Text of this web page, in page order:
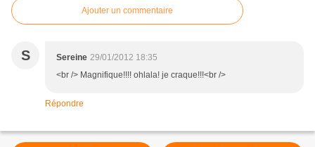
Ajouter un commentaire
S Sereine 29/01/2012 18:35
<br /> Magnifique!!!! ohlala! je craque!!!<br />
Répondre